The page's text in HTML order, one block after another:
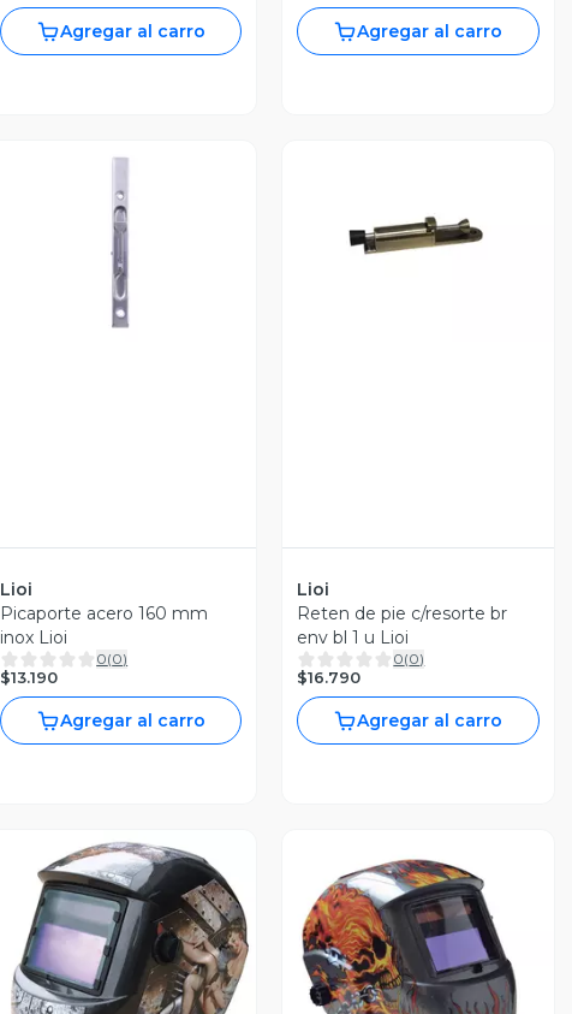
Agregar al carro Agregar al carro
Vista Previa
Lioi
Picaporte acero 160 mm
inox Lioi
0(0)
$13.190
Agregar al carro
Vista Previa
Lioi
Reten de pie c/resorte br
env bl 1 u Lioi
0(0)
$16.790
Agregar al carro
Vista Previa Vista Previa